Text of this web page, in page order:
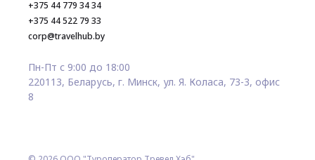
+375 44 779 34 34
+375 44 522 79 33
corp@travelhub.by
Пн-Пт с 9:00 до 18:00
220113, Беларусь, г. Минск, ул. Я. Коласа, 73-3, офис
8